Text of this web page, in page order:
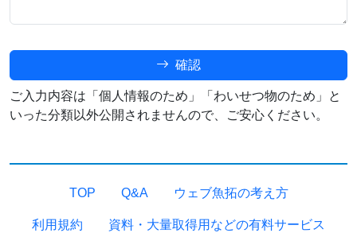
確認
ご入力内容は「個人情報のため」「わいせつ物のため」と
いった分類以外公開されませんので、ご安心ください。
TOP Q&A ウェブ魚拓の考え方
利用規約 資料・大量取得用などの有料サービス